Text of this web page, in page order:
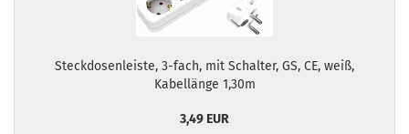
Steckdosenleiste, 3-fach, mit Schalter, GS, CE, weiß,
Kabellänge 1,30m
3,49 EUR